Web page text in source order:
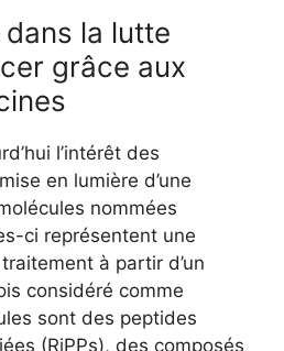
la lutte
grâce aux
l’intérêt des
en lumière d’une
nommées
ci représentent une
à partir d’un
considéré comme
sont des peptides
(RiPPs), des composés